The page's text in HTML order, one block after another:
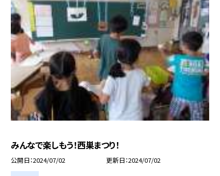
みんなで楽しもう！西巣まつり！
公開日 2024/07/02 更新日 2024/07/02